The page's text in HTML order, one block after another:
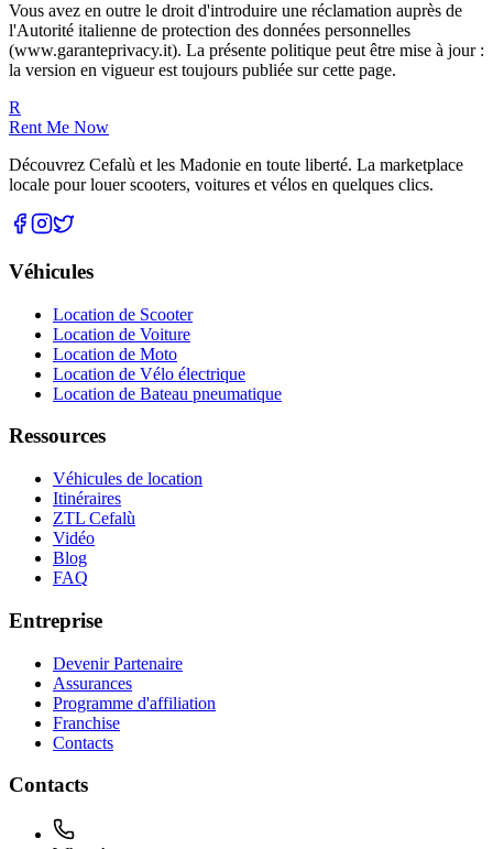
Vous avez en outre le droit d'introduire une réclamation auprès de
l'Autorité italienne de protection des données personnelles
(www.garanteprivacy.it). La présente politique peut être mise à jour :
la version en vigueur est toujours publiée sur cette page.
R
Rent Me Now
Découvrez Cefalù et les Madonie en toute liberté. La marketplace
locale pour louer scooters, voitures et vélos en quelques clics.
Véhicules
Location de Scooter
Location de Voiture
Location de Moto
Location de Vélo électrique
Location de Bateau pneumatique
Ressources
Véhicules de location
Itinéraires
ZTL Cefalù
Vidéo
Blog
FAQ
Entreprise
Devenir Partenaire
Assurances
Programme d'affiliation
Franchise
Contacts
Contacts